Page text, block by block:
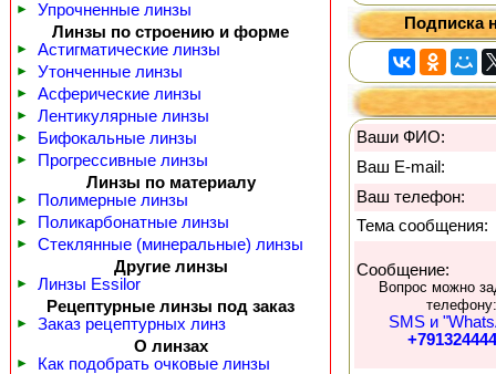
►
Упрочненные линзы
Линзы по строению и форме
► Астигматические линзы
► Утонченные линзы
► Асферические линзы
► Лентикулярные линзы
► Бифокальные линзы
►
Прогрессивные линзы
Линзы по материалу
► Полимерные линзы
► Поликарбонатные линзы
►
Стеклянные (минеральные) линзы
Другие линзы
►
Линзы Essilor
Рецептурные линзы под заказ
►
Заказ рецептурных линз
О линзах
► Как подобрать очковые линзы
Подписка
Ваши ФИО:
Ваш E-mail:
Ваш телефон:
Тема сообщения:
Сообщение:
Вопрос можно
телефону:
SMS и